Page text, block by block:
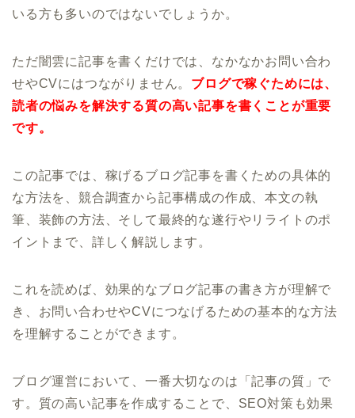
いる方も多いのではないでしょうか。
ただ闇雲に記事を書くだけでは、なかなかお問い合わ
せやCVにはつながりません。 ブログで稼ぐためには、
読者の悩みを解決する質の高い記事を書くことが重要
です。
この記事では、稼げるブログ記事を書くための具体的
な方法を、競合調査から記事構成の作成、本文の執
筆、装飾の方法、そして最終的な遂行やリライトのポ
イントまで、詳しく解説します。
これを読めば、効果的なブログ記事の書き方が理解で
き、お問い合わせやCVにつなげるための基本的な方法
を理解することができます。
ブログ運営において、一番大切なのは「記事の質」で
す。質の高い記事を作成することで、SEO対策も効果